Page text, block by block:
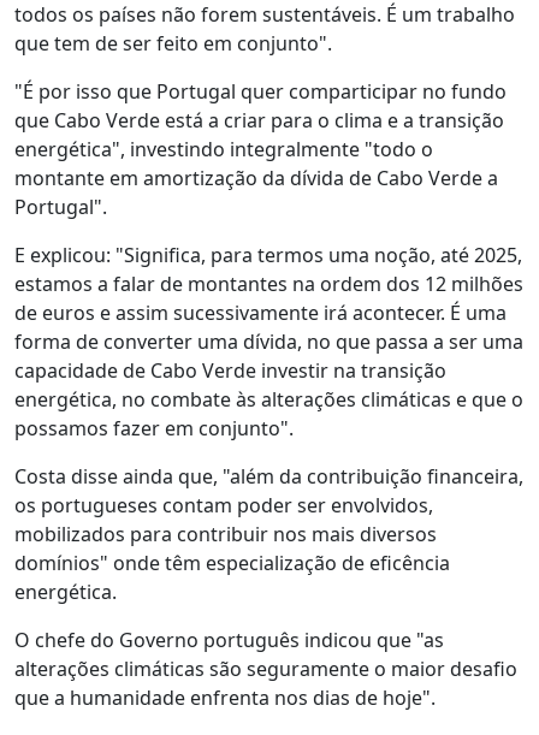
todos os países não forem sustentáveis. É um trabalho
que tem de ser feito em conjunto".
"É por isso que Portugal quer comparticipar no fundo
que Cabo Verde está a criar para o clima e a transição
energética", investindo integralmente "todo o
montante em amortização da dívida de Cabo Verde a
Portugal".
E explicou: "Significa, para termos uma noção, até 2025,
estamos a falar de montantes na ordem dos 12 milhões
de euros e assim sucessivamente irá acontecer. É uma
forma de converter uma dívida, no que passa a ser uma
capacidade de Cabo Verde investir na transição
energética, no combate às alterações climáticas e que o
possamos fazer em conjunto".
Costa disse ainda que, "além da contribuição financeira,
os portugueses contam poder ser envolvidos,
mobilizados para contribuir nos mais diversos
domínios" onde têm especialização de eficência
energética.
O chefe do Governo português indicou que "as
alterações climáticas são seguramente o maior desafio
que a humanidade enfrenta nos dias de hoje".